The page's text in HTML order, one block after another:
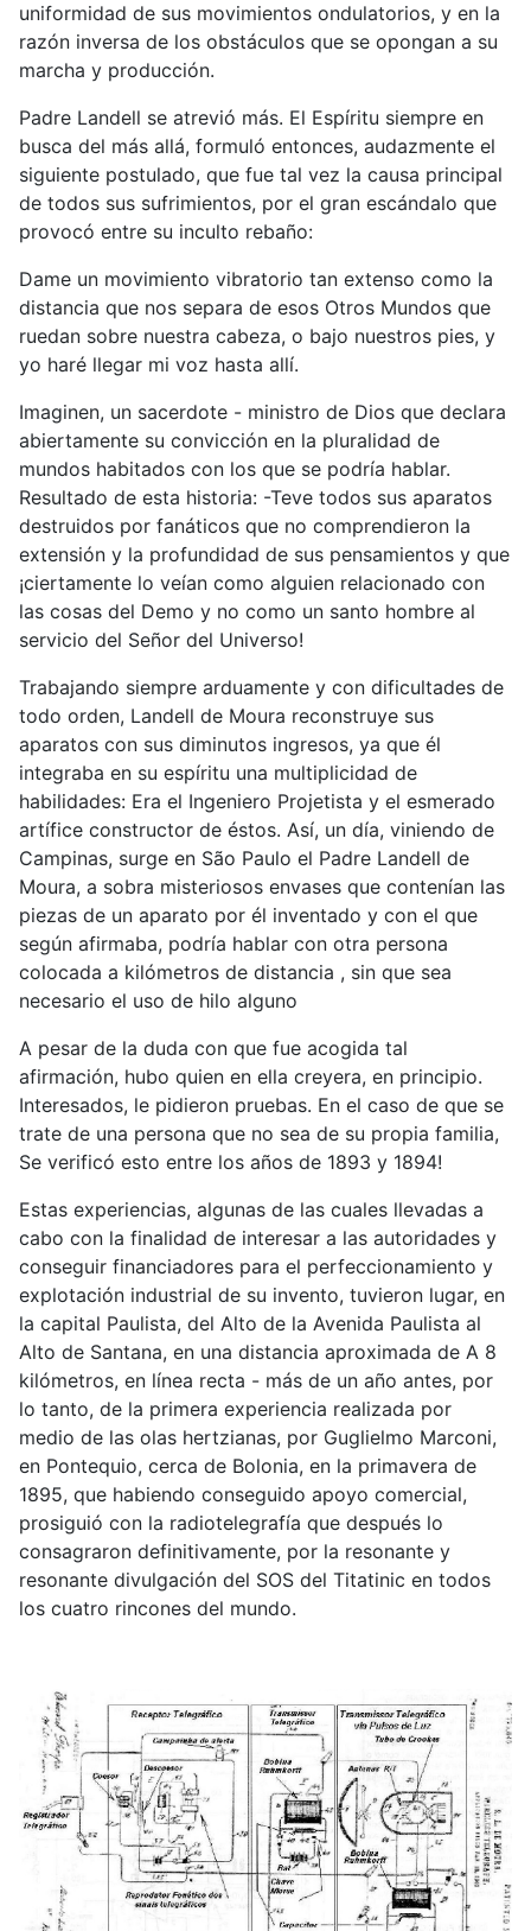
uniformidad de sus movimientos ondulatorios, y en la
razón inversa de los obstáculos que se opongan a su
marcha y producción.
Padre Landell se atrevió más. El Espíritu siempre en
busca del más allá, formuló entonces, audazmente el
siguiente postulado, que fue tal vez la causa principal
de todos sus sufrimientos, por el gran escándalo que
provocó entre su inculto rebaño:
Dame un movimiento vibratorio tan extenso como la
distancia que nos separa de esos Otros Mundos que
ruedan sobre nuestra cabeza, o bajo nuestros pies, y
yo haré llegar mi voz hasta allí.
Imaginen, un sacerdote - ministro de Dios que declara
abiertamente su convicción en la pluralidad de
mundos habitados con los que se podría hablar.
Resultado de esta historia: -Teve todos sus aparatos
destruidos por fanáticos que no comprendieron la
extensión y la profundidad de sus pensamientos y que
¡ciertamente lo veían como alguien relacionado con
las cosas del Demo y no como un santo hombre al
servicio del Señor del Universo!
Trabajando siempre arduamente y con dificultades de
todo orden, Landell de Moura reconstruye sus
aparatos con sus diminutos ingresos, ya que él
integraba en su espíritu una multiplicidad de
habilidades: Era el Ingeniero Projetista y el esmerado
artífice constructor de éstos. Así, un día, viniendo de
Campinas, surge en São Paulo el Padre Landell de
Moura, a sobra misteriosos envases que contenían las
piezas de un aparato por él inventado y con el que
según afirmaba, podría hablar con otra persona
colocada a kilómetros de distancia , sin que sea
necesario el uso de hilo alguno
A pesar de la duda con que fue acogida tal
afirmación, hubo quien en ella creyera, en principio.
Interesados, le pidieron pruebas. En el caso de que se
trate de una persona que no sea de su propia familia,
Se verificó esto entre los años de 1893 y 1894!
Estas experiencias, algunas de las cuales llevadas a
cabo con la finalidad de interesar a las autoridades y
conseguir financiadores para el perfeccionamiento y
explotación industrial de su invento, tuvieron lugar, en
la capital Paulista, del Alto de la Avenida Paulista al
Alto de Santana, en una distancia aproximada de A 8
kilómetros, en línea recta - más de un año antes, por
lo tanto, de la primera experiencia realizada por
medio de las olas hertzianas, por Guglielmo Marconi,
en Pontequio, cerca de Bolonia, en la primavera de
1895, que habiendo conseguido apoyo comercial,
prosiguió con la radiotelegrafía que después lo
consagraron definitivamente, por la resonante y
resonante divulgación del SOS del Titatinic en todos
los cuatro rincones del mundo.